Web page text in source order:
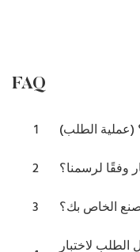
FAQ
1
(عملية الطلب)
2
وفقًا لرسمنا؟
3
الخاص بك؟
الطلب لاختبار